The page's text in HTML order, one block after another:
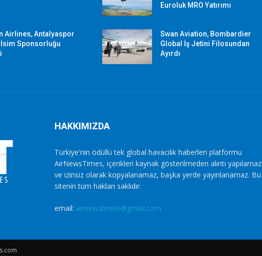
Airlines, Antalyaspor
Sponsorluğu
Euroluk MRO Yatırımı
Swan Aviation, Bombardier
Global İş Jetini Filosundan
Ayırdı
HAKKIMIZDA
Türkiye'nin ödüllü tek global havacılık haberleri platformu
AirNewsTimes, içerikleri kaynak gösterilmeden alıntı yapılamaz
ve izinsiz olarak kopyalanamaz, başka yerde yayınlanamaz. Bu
sitenin tüm hakları saklıdır.
email: airnewstimes@gmail.com